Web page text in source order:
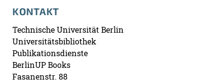
KONTAKT
Technische Universität Berlin
Universitätsbibliothek
Publikationsdienste
BerlinUP Books
Fasanenstr. 88